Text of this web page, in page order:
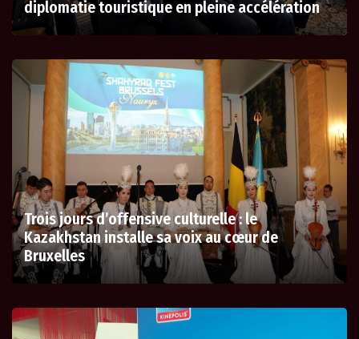
diplomatie touristique en pleine accélération
Trois jours d’offensive culturelle : le
Kazakhstan installe sa voix au cœur de
Bruxelles